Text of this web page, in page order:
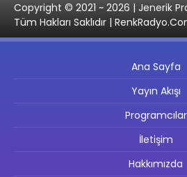
Copyright © 2021 ~ 2026 | Jenerik
Tüm Hakları Saklıdır |
Ana Sayfa
Yayın Akışı
Programcılar
İletişim
Hakkımızda